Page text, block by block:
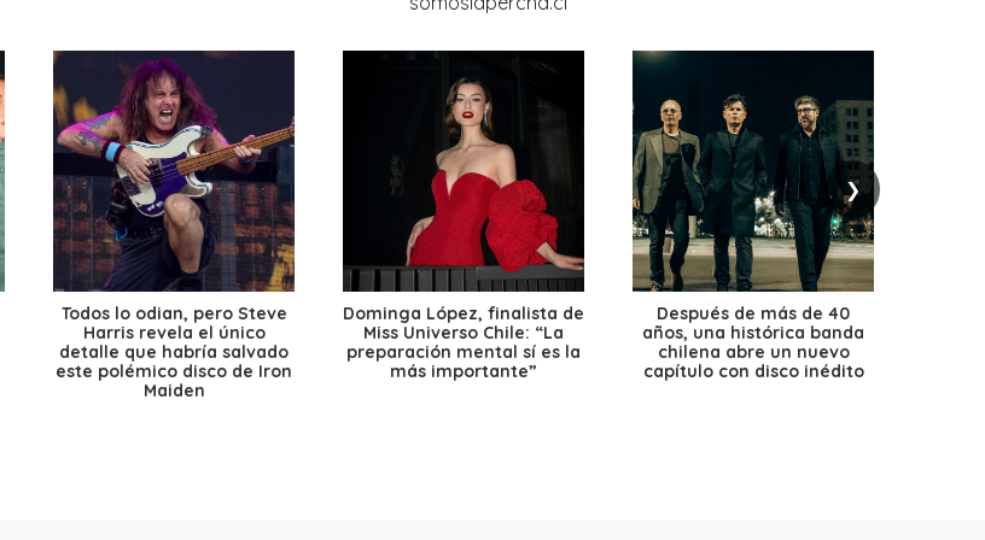
❯
Todos lo odian, pero Steve
Harris revela el único
detalle que habría salvado
este polémico disco de Iron
Maiden
Dominga López, finalista de
Miss Universo Chile: “La
preparación mental sí es la
más importante”
Después de más de 40
años, una histórica banda
chilena abre un nuevo
capítulo con disco inédito